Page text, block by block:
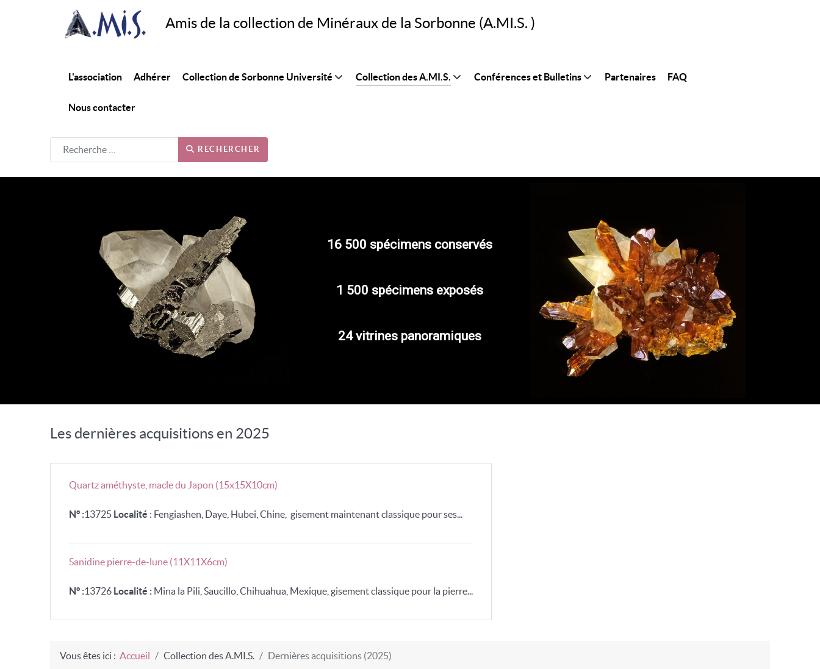
Amis de la collection de Minéraux de la Sorbonne (A.MI.S. )
L'association Adhérer Collection de Sorbonne Université Collection des A.MI.S. Conférences et Bulletins Partenaires FAQ
Nous contacter
RECHERCHER
16 500 spécimens conservés
1 500 spécimens exposés
24 vitrines panoramiques
Les dernières acquisitions en 2025
Quartz améthyste, macle du Japon (15x15X10cm)
N° :13725 Localité : Fengiashen, Daye, Hubei, Chine, gisement maintenant classique pour ses...
Sanidine pierre-de-lune (11X11X6cm)
N° :13726 Localité : Mina la Pili, Saucillo, Chihuahua, Mexique, gisement classique pour la pierre...
Vous êtes ici : Accueil Collection des A.MI.S. Dernières acquisitions (2025)